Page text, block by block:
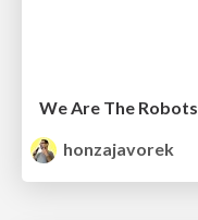
We Are The Robots
honzajavorek